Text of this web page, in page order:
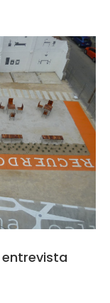
entrevista